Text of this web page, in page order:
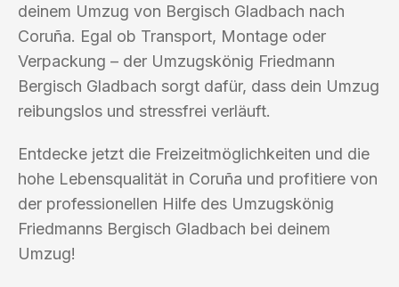
deinem Umzug von Bergisch Gladbach nach
Coruña. Egal ob Transport, Montage oder
Verpackung – der Umzugskönig Friedmann
Bergisch Gladbach sorgt dafür, dass dein Umzug
reibungslos und stressfrei verläuft.
Entdecke jetzt die Freizeitmöglichkeiten und die
hohe Lebensqualität in Coruña und profitiere von
der professionellen Hilfe des Umzugskönig
Friedmanns Bergisch Gladbach bei deinem
Umzug!